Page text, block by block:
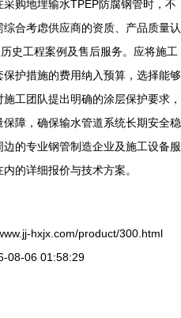
购地埋输水TPEP防腐钢管时，不
合考虑供应商的资质、产品质量认
史工程案例及售后服务。应将施工
护措施的费用纳入预算，选择能够
工团队提出明确的涂层保护要求，
障，确保输水管道系统长期安全稳
的专业钢管制造企业及施工设备服
的详细报价与技术方案。
hxjx.com/product/300.html
08-06 01:58:29